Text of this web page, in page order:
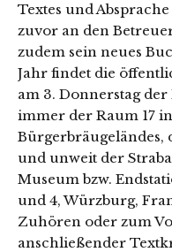
Textes und
zuvor an den
zudem sein neues
Jahr findet die
am 3. Donnerstag
immer der Raum 17
Bürgerbräugeländes,
und unweit der
Museum bzw.
und 4, Würzburg,
Zuhören oder zum
anschließender